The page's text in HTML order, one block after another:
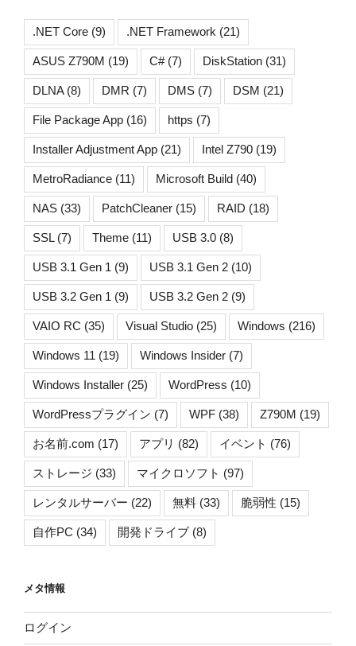
.NET Core (9) .NET Framework (21)
ASUS Z790M (19) C#(7) DiskStation (31)
DLNA(8) DMR (7) DMS (7) DSM (21)
File Package App (16) https (7)
Installer Adjustment App (21) Intel Z790 (19)
MetroRadiance (11) Microsoft Build (40)
NAS (33) PatchCleaner (15) RAID (18)
SSL(7) Theme (11) USB 3.0 (8)
USB 3.1 Gen 1 (9) USB 3.1 Gen 2 (10)
USB 3.2 Gen 1 (9) USB 3.2 Gen 2 (9)
VAIO RC (35) Visual Studio (25) Windows (216)
Windows 11 (19) Windows Insider (7)
Windows Installer (25) WordPress (10)
WordPressプラグイン (7) WPF (38) Z790M (19)
お名前.com (17) アプリ (82) イベント (76)
ストレージ (33) マイクロソフト (97)
レンタルサーバー (22) 無料 (33) 脆弱性 (15)
自作PC (34) 開発ドライブ (8)
メタ情報
ログイン